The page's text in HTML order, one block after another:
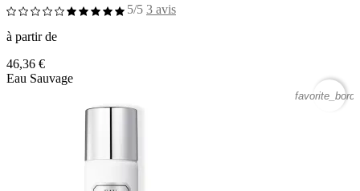
5/5 3 avis
à partir de
46,36 €
Eau Sauvage